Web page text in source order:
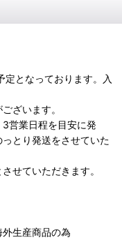
となっております。入
ざいます。
営業日程を目安に発
とり発送をさせていた
せていただきます。
生産商品の為